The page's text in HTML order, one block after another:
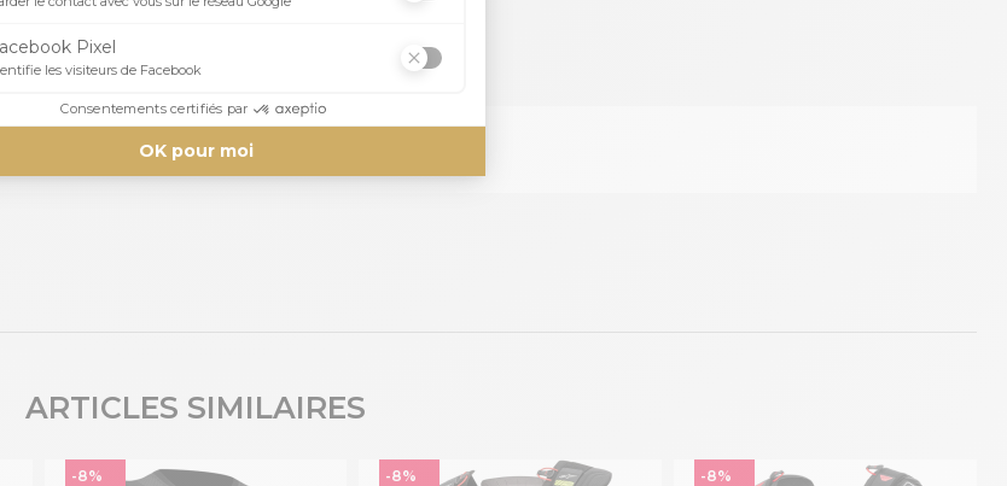
Aucun avis n'a été publié pour le moment.
ARTICLES SIMILAIRES
-8% -8% -8%